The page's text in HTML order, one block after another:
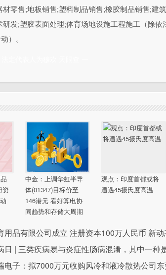
材零售;地板销售;塑料制品销售;橡胶制品销售;建
研发;塑胶表面处理;体育场地设施工程施工（除
）。
资
中金：上调华虹半导
体(01347)目标价至
146港元 看好算电协
同趋势和存储大周期
观点：印度首都或将
遭遇45摄氏度高温
用品有限公司成立 注册资本100万人民币 新
日 | 三类疾病易与炎症性肠病混淆，其中一种
电子：拟7000万元收购风冷和液冷散热公司